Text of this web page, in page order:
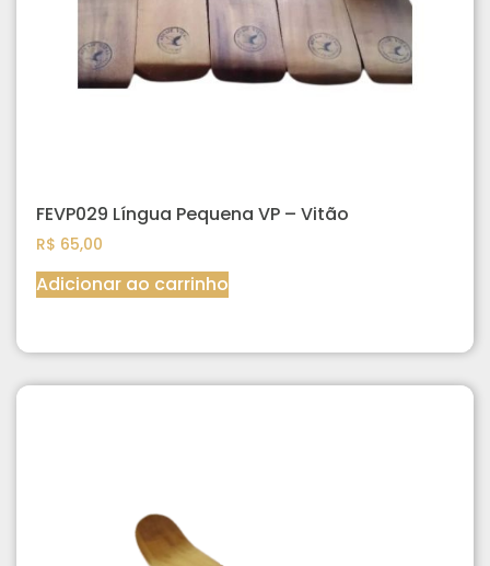
FEVP029 Língua Pequena VP – Vitão
R$ 65,00
Adicionar ao carrinho